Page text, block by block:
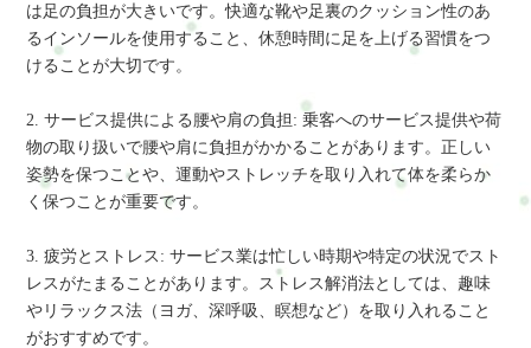
は足の負担が大きいです。快適な靴や足裏のクッション性のあ
るインソールを使用すること、休憩時間に足を上げる習慣をつ
けることが大切です。
2. サービス提供による腰や肩の負担: 乗客へのサービス提供や荷
物の取り扱いで腰や肩に負担がかかることがあります。正しい
姿勢を保つことや、運動やストレッチを取り入れて体を柔らか
く保つことが重要です。
3. 疲労とストレス: サービス業は忙しい時期や特定の状況でスト
レスがたまることがあります。ストレス解消法としては、趣味
やリラックス法（ヨガ、深呼吸、瞑想など）を取り入れること
がおすすめです。